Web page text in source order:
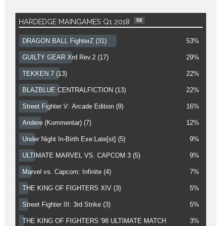
HARDEDGE MAINGAMES Q1 2018 58
DRAGON BALL FighterZ (31) 53%
GUILTY GEAR Xrd Rev.2 (17) 29%
TEKKEN 7 (13) 22%
BLAZBLUE CENTRALFICTION (13) 22%
Street Fighter V: Arcade Edition (9) 16%
Andere (Kommentar) (7) 12%
Under Night In-Birth Exe:Late[st] (5) 9%
ULTIMATE MARVEL VS. CAPCOM 3 (5) 9%
Marvel vs. Capcom: Infinite (4) 7%
THE KING OF FIGHTERS XIV (3) 5%
Street Fighter III: 3rd Strike (3) 5%
THE KING OF FIGHTERS '98 ULTIMATE MATCH
3%